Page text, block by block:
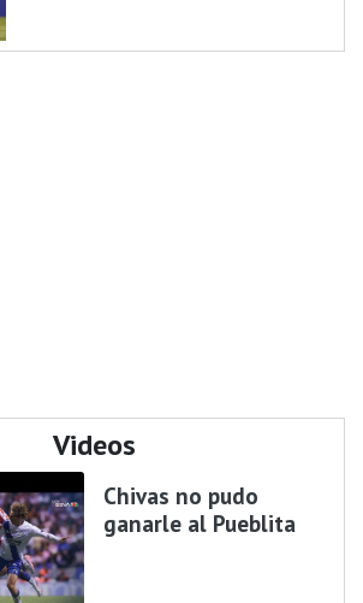
Videos
Chivas no pudo
ganarle al Pueblita